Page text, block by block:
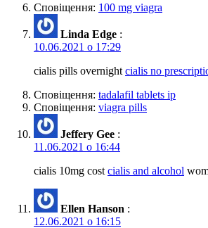
Сповіщення: 100 mg viagra
Linda Edge :
10.06.2021 о 17:29
cialis pills overnight cialis no
Сповіщення: tadalafil tablets ip
Сповіщення: viagra pills
Jeffery Gee :
11.06.2021 о 16:44
cialis 10mg cost cialis and alcohol
Ellen Hanson :
12.06.2021 о 16:15